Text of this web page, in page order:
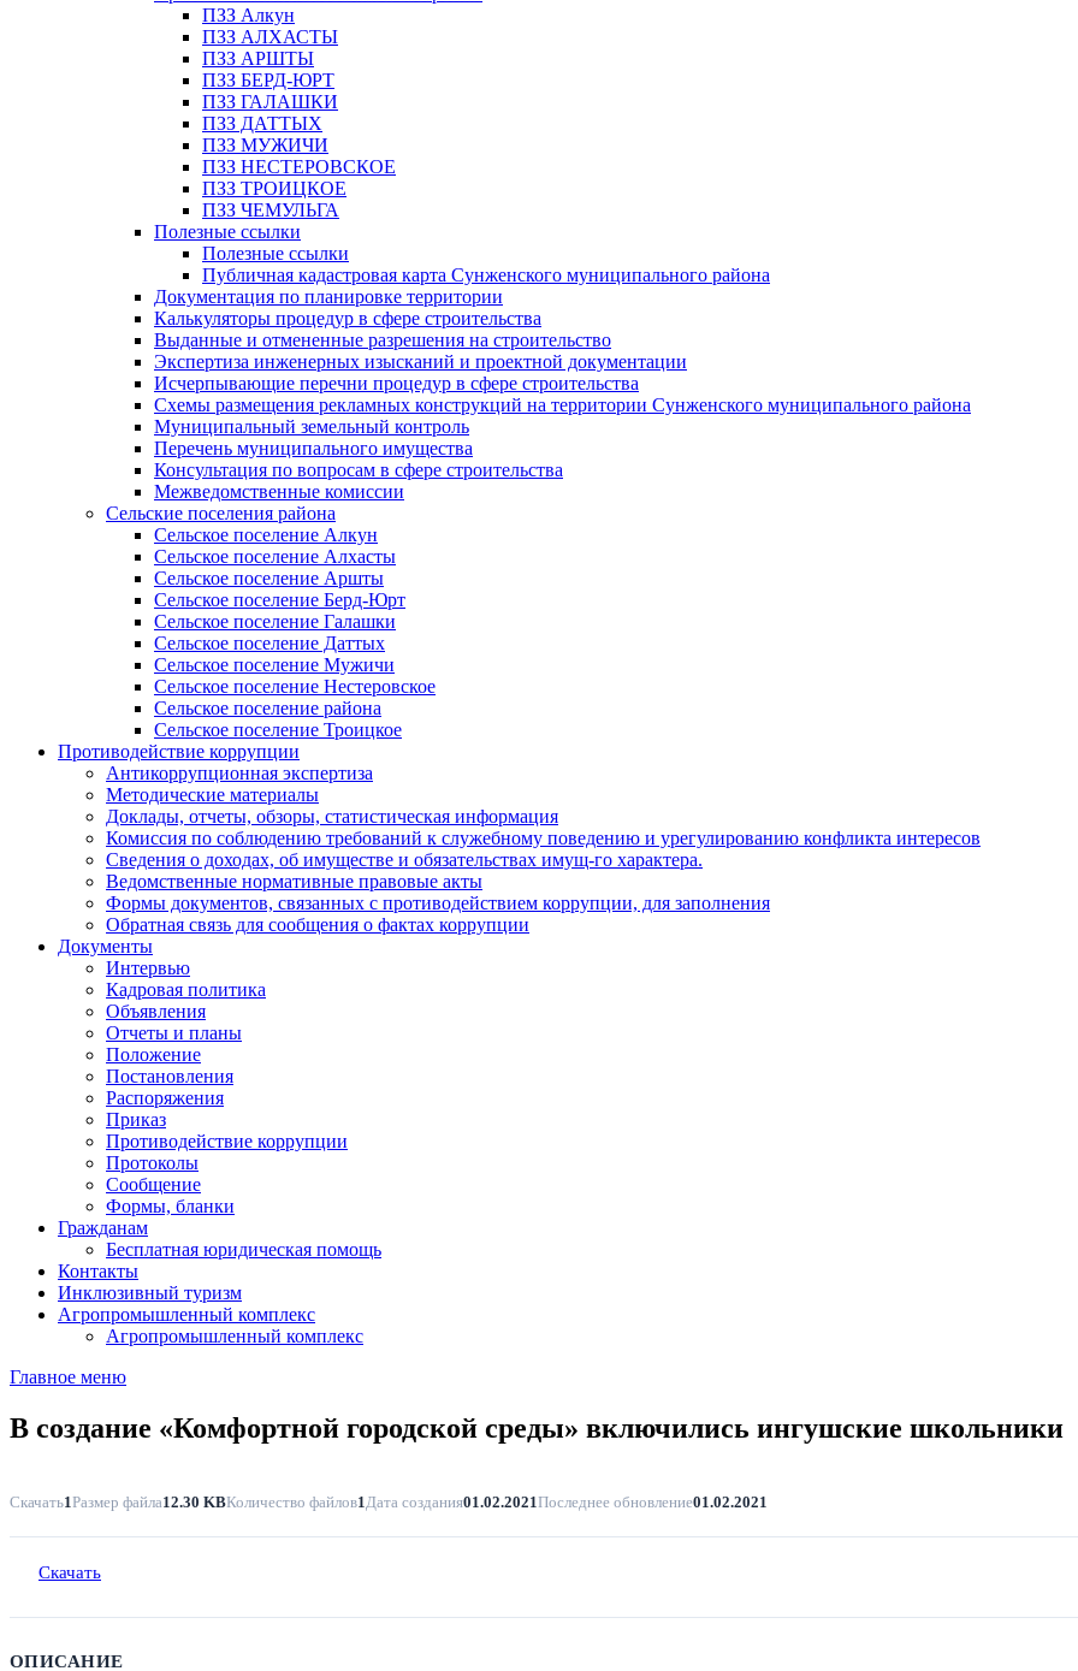
ПЗЗ Алкун
ПЗЗ АЛХАСТЫ
ПЗЗ АРШТЫ
ПЗЗ БЕРД-ЮРТ
ПЗЗ ГАЛАШКИ
ПЗЗ ДАТТЫХ
ПЗЗ МУЖИЧИ
ПЗЗ НЕСТЕРОВСКОЕ
ПЗЗ ТРОИЦКОЕ
ПЗЗ ЧЕМУЛЬГА
Полезные ссылки
Полезные ссылки
Публичная кадастровая карта Сунженского муниципального района
Документация по планировке территории
Калькуляторы процедур в сфере строительства
Выданные и отмененные разрешения на строительство
Экспертиза инженерных изысканий и проектной документации
Исчерпывающие перечни процедур в сфере строительства
Схемы размещения рекламных конструкций на территории Сунженского муниципального района
Муниципальный земельный контроль
Перечень муниципального имущества
Консультация по вопросам в сфере строительства
Межведомственные комиссии
Сельские поселения района
Сельское поселение Алкун
Сельское поселение Алхасты
Сельское поселение Аршты
Сельское поселение Берд-Юрт
Сельское поселение Галашки
Сельское поселение Даттых
Сельское поселение Мужичи
Сельское поселение Нестеровское
Сельское поселение района
Сельское поселение Троицкое
Противодействие коррупции
Антикоррупционная экспертиза
Методические материалы
Доклады, отчеты, обзоры, статистическая информация
Комиссия по соблюдению требований к служебному поведению и урегулированию конфликта интересов
Сведения о доходах, об имуществе и обязательствах имущ-го характера.
Ведомственные нормативные правовые акты
Формы документов, связанных с противодействием коррупции, для заполнения
Обратная связь для сообщения о фактах коррупции
Документы
Интервью
Кадровая политика
Объявления
Отчеты и планы
Положение
Постановления
Распоряжения
Приказ
Противодействие коррупции
Протоколы
Сообщение
Формы, бланки
Гражданам
Бесплатная юридическая помощь
Контакты
Инклюзивный туризм
Агропромышленный комплекс
Агропромышленный комплекс
Главное меню
В создание «Комфортной городской среды» включились ингушские школьники
Скачать1Размер файла12.30 KBКоличество файлов1 Дата создания01.02.2021Последнее обновление01.02.2021
Скачать
ОПИСАНИЕ